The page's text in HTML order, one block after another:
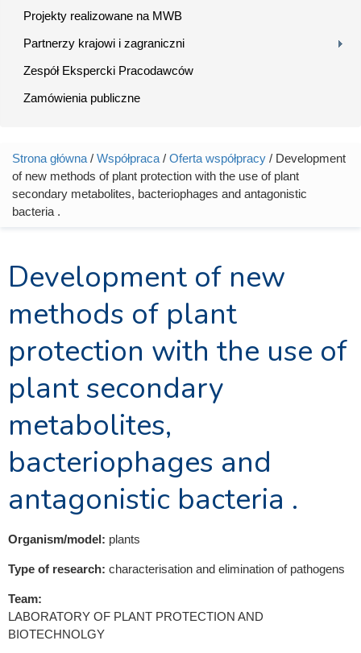
Projekty realizowane na MWB
Partnerzy krajowi i zagraniczni
Zespół Ekspercki Pracodawców
Zamówienia publiczne
Jesteś tutaj
Strona główna / Współpraca / Oferta współpracy / Development
of new methods of plant protection with the use of plant
secondary metabolites, bacteriophages and antagonistic
bacteria .
Development of new
methods of plant
protection with the use of
plant secondary
metabolites,
bacteriophages and
antagonistic bacteria .
Organism/model: plants
Type of research: characterisation and elimination of pathogens
Team:
LABORATORY OF PLANT PROTECTION AND
BIOTECHNOLGY